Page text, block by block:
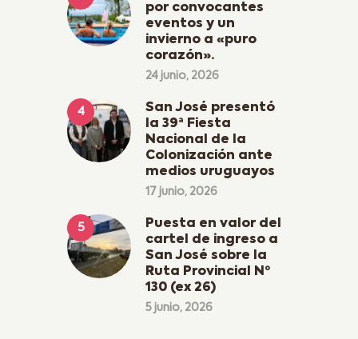
por convocantes
eventos y un
invierno a «puro
corazón».
24 junio, 2026
San José presentó
la 39ª Fiesta
Nacional de la
Colonización ante
medios uruguayos
17 junio, 2026
Puesta en valor del
cartel de ingreso a
San José sobre la
Ruta Provincial Nº
130 (ex 26)
5 junio, 2026